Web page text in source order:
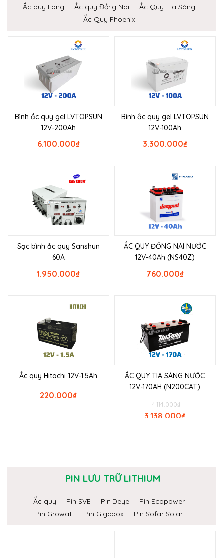
Ắc quy Long
Ắc quy Đồng Nai
Ắc Quy Tia Sáng
Ắc Quy Phoenix
Bình ắc quy gel LVTOPSUN
12V-200Ah
₫
6.100.000
Bình ắc quy gel LVTOPSUN
12V-100Ah
₫
3.300.000
Sạc bình ắc quy Sanshun
60A
₫
1.950.000
ẮC QUY ĐỒNG NAI NƯỚC
12V-40Ah (NS40Z)
₫
760.000
Ắc quy Hitachi 12V-1.5Ah
₫
220.000
ẮC QUY TIA SÁNG NƯỚC
12V-170AH (N200CAT)
₫
4.114.000
₫
3.138.000
PIN LƯU TRỮ LITHIUM
Ắc quy Pin SVE Pin Deye
Pin Ecopower
Pin Growatt
Pin Gigabox Pin Sofar Solar